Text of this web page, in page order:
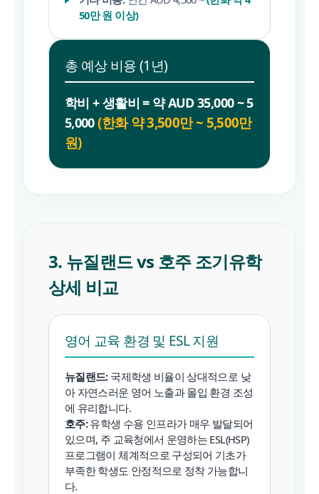
50만 원 이상)
총 예상 비용 (1년)
학비 + 생활비 = 약 AUD 35,000 ~ 5
5,000(한화 약 3,500만 ~ 5,500만
원)
3. 뉴질랜드 vs 호주 조기유학
상세 비교
영어 교육 환경 및 ESL 지원
뉴질랜드:국제학생 비율이 상대적으로 낮
아 자연스러운 영어 노출과 몰입 환경 조성
에 유리합니다.
호주:유학생 수용 인프라가 매우 발달되어
있으며, 주 교육청에서 운영하는 ESL(HSP)
프로그램이 체계적으로 구성되어 기초가
부족한 학생도 안정적으로 정착 가능합니
다.